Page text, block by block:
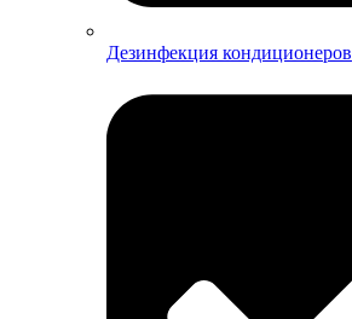
Дезинфекция кондиционеров